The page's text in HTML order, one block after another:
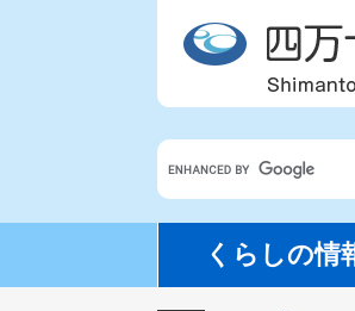
G
くらしの情